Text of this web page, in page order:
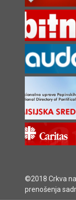
©2018 Crkva
prenošenja